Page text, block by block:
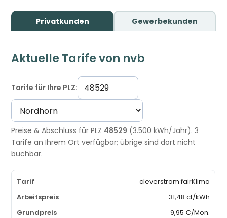
Privatkunden Gewerbekunden
Aktuelle Tarife von nvb
Tarife für Ihre PLZ:
Preise & Abschluss für PLZ 48529 (3.500 kWh/Jahr). 3
Tarife an Ihrem Ort verfügbar; übrige sind dort nicht
buchbar.
cleverstrom fairKlima
31,48 ct/kWh
9,95 €/Mon.